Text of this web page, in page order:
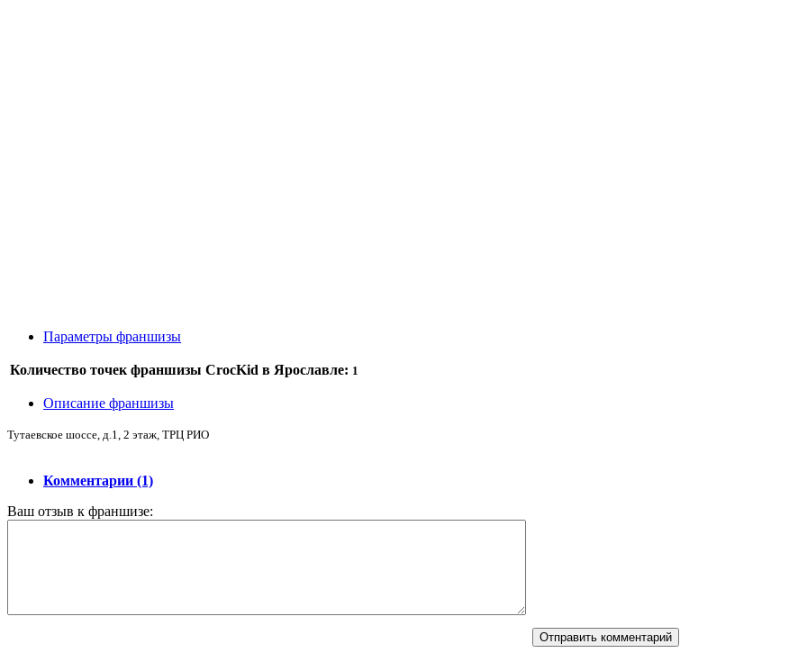
Параметры франшизы
Количество точек франшизы CrocKid в Ярославле: 1
Описание франшизы
Тутаевское шоссе, д.1, 2 этаж, ТРЦ РИО
Комментарии (1)
Ваш отзыв к франшизе: